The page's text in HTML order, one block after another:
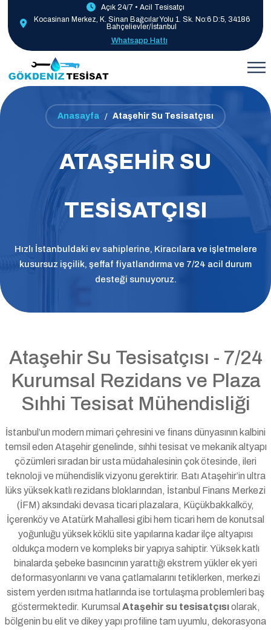
Açık 24/7 • Acil Tesisatçı
Kocasinan Merkez, K. Sinan Bağcılar Yolu 1. Sk. No:6 D:5, 34186
Bahçelievler/İstanbul
Whatsapp Hattı
Anasayfa Ataşehir Su Tesisatçısı
ATAŞEHIR SU
TESISATÇISI
Hızlı İstanbuldaki ev sahiplerine, Kiracılara ve işletmelere
kusursuz işçilik, şeffaf fiyatlandırma ve 7/24 acil durum
desteği sunuyoruz.
Ataşehir Su Tesisatçısı - 7/24
Kurumsal Rezidans ve Plaza
Sıhhi Tesisat Mühendisliği
İstanbul’un modern mimari çehresini ve finans dünyasının kalbini
temsil eden Ataşehir genelinde, sıhhi tesisat ve mekanik altyapı
çözümleri sıradan bir usta müdahalesinin çok ötesinde, ileri
teknoloji ve mühendislik vizyonu gerektirir. Batı Ataşehir’in ultra
lüks yüksek katlı rezidans bloklarından, İstanbul Finans Merkezi
(İFM) aksındaki devasa ticari plazalara, Küçükbakkalköy,
İçerenköy ve Atatürk Mahallesi gibi hem ticari hem de konutsal
yoğunluğu yüksek köklü site yapılarına kadar ilçe altyapısı
oldukça modern ve kompleks bir yapıya sahiptir. Yüksek katlı
binalarda şebeke basıncının yarattığı ekstrem yükler ek yeri
deformasyonlarını ve vana çatlamalarını tetiklerken, merkezi
sistem yerden ısıtma hatlarında ise tortulaşma problemleri baş
göstermektedir. Kurumsal Ataşehir su tesisatçısıolarak,
bölgenin bu elit ve dikey yapı profiline tam uyumlu, dekorasyona